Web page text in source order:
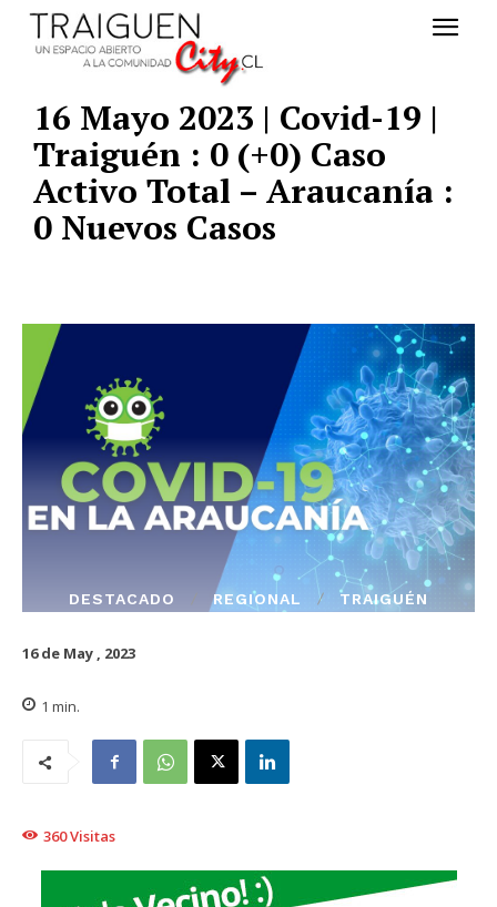
16 Mayo 2023 | Covid-19 |
Traiguén : 0 (+0) Caso
Activo Total – Araucanía :
0 Nuevos Casos
DESTACADO REGIONAL TRAIGUÉN
16 de May , 2023
1 min.
360Visitas